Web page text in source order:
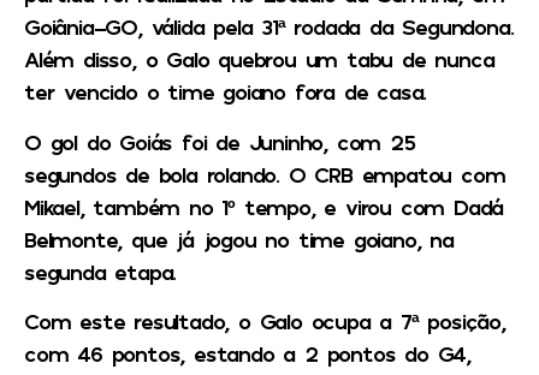
Goiânia-GO, válida pela 31ª rodada da Segundona.
Além disso, o Galo quebrou um tabu de nunca
ter vencido o time goiano fora de casa.
O gol do Goiás foi de Juninho, com 25
segundos de bola rolando. O CRB empatou com
Mikael, também no 1º tempo, e virou com Dadá
Belmonte, que já jogou no time goiano, na
segunda etapa.
Com este resultado, o Galo ocupa a 7ª posição,
com 46 pontos, estando a 2 pontos do G4,